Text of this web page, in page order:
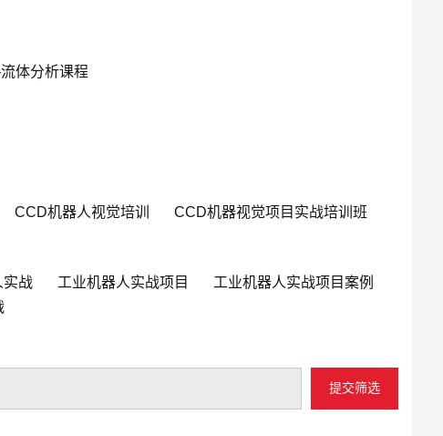
体分析课程
CCD机器人视觉培训 CCD机器视觉项目实战培训班
实战 工业机器人实战项目
工业机器人实战项目案例
提交筛选